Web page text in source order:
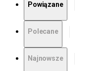
Powiązane
Polecane
Najnowsze